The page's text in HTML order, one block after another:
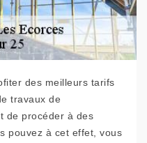
des meilleurs tarifs
travaux de
de procéder à des
pouvez à cet effet, vous